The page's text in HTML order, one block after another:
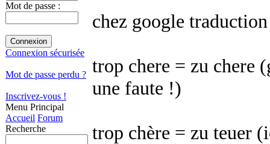
Mot de passe :
Connexion sécurisée
Mot de passe perdu ?
Inscrivez-vous !
Menu Principal
Accueil Forum
Recherche
chez google
trop chere = zu chere
une faute !)
trop chère = zu teuer